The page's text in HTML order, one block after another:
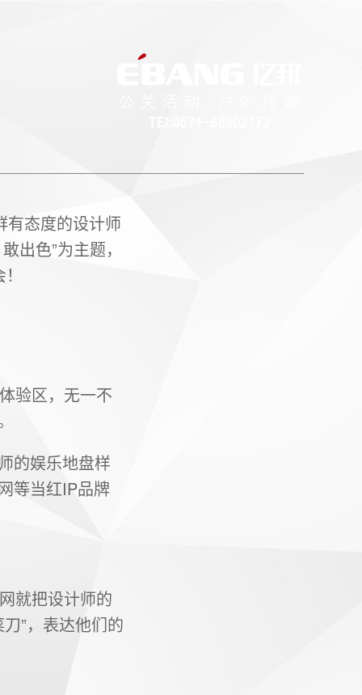
有态度的设计师
出色”为主题，
验区，无一不
的娱乐地盘样
等当红IP品牌
就把设计师的
”，表达他们的